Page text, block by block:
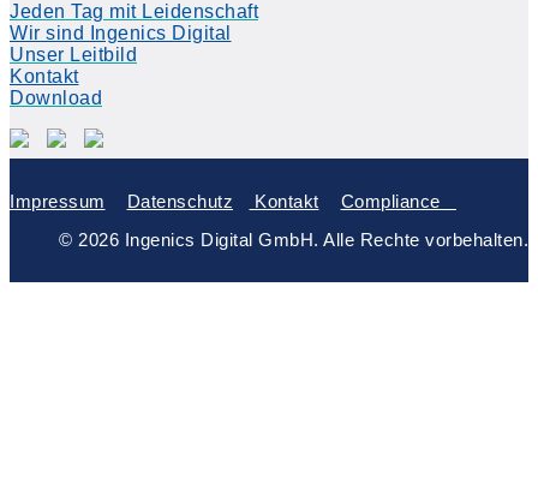
Jeden Tag mit Leidenschaft
Wir sind Ingenics Digital
Unser Leitbild
Kontakt
Download
Impressum Datenschutz Kontakt
Compliance
© 2026 Ingenics Digital GmbH. Alle Rechte vorbehalten.